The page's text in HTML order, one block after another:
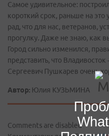
Самое удивительное:
короткий срок, раньше на
рад, что для нас, ветеранов,
прогулку. Даже не знаю, как
Город сильно изменился,
представить, что Владивосток
Сергеевич Пушкарев очень
Автор: Юлия КУЗЬМИНА
Comments are disabled